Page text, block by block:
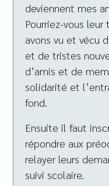
deviennent mes
Pourriez-vous
avons vu et vécu
et de tristes
d’amis et de
solidarité et
fond.
Ensuite il faut
répondre aux
relayer leurs
suivi scolaire.